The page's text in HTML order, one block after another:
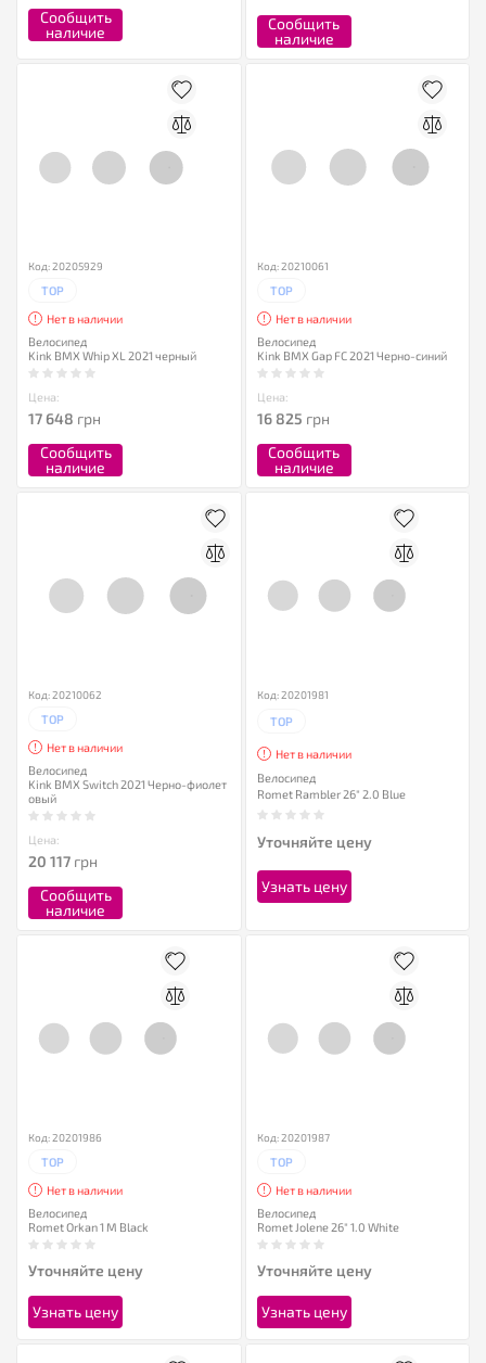
Сообщить
наличие
Сообщить
наличие
Код: 20205929
TOP
Нет в наличии
Велосипед
Kink BMX Whip XL 2021 черный
Цена:
17 648 грн
Сообщить
наличие
Код: 20210061
TOP
Нет в наличии
Велосипед
Kink BMX Gap FC 2021 Черно-синий
Цена:
16 825 грн
Сообщить
наличие
Код: 20210062
TOP
Нет в наличии
Велосипед
Kink BMX Switch 2021 Черно-фиолет
овый
Цена:
20 117 грн
Сообщить
наличие
Код: 20201981
TOP
Нет в наличии
Велосипед
Romet Rambler 26" 2.0 Blue
Уточняйте цену
Узнать цену
Код: 20201986
TOP
Нет в наличии
Велосипед
Romet Orkan 1 M Black
Уточняйте цену
Узнать цену
Код: 20201987
TOP
Нет в наличии
Велосипед
Romet Jolene 26" 1.0 White
Уточняйте цену
Узнать цену